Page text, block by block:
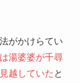
がかけらてい
湯婆婆が千尋
越していた と